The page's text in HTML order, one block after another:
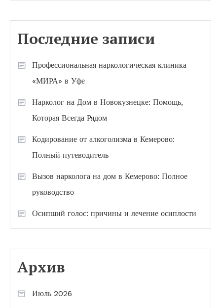
Последние записи
Профессиональная наркологическая клиника
«МИРА» в Уфе
Нарколог на Дом в Новокузнецке: Помощь,
Которая Всегда Рядом
Кодирование от алкоголизма в Кемерово:
Полный путеводитель
Вызов нарколога на дом в Кемерово: Полное
руководство
Осипший голос: причины и лечение осиплости
Архив
Июль 2026